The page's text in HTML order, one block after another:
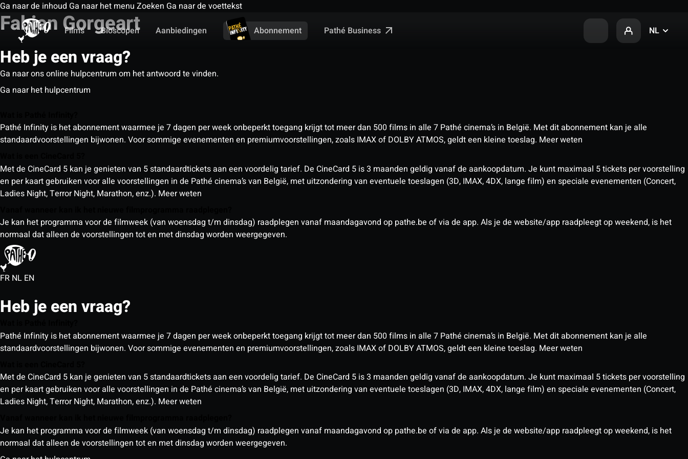
Ga naar de inhoud Ga naar het menu Zoeken Ga naar de voettekst
Films
Bioscopen Aanbiedingen Abonnement Pathé Business NL
Fabien Gorgeart
Heb je een vraag?
Ga naar ons online hulpcentrum om het antwoord te vinden.
Ga naar het hulpcentrum
Pathé Infinity is het abonnement waarmee je 7 dagen per week onbeperkt toegang krijgt tot meer dan 500 films in alle 7 Pathé cinema’s in België. Met dit abonnement kan je alle
standaardvoorstellingen bijwonen. Voor sommige evenementen en premiumvoorstellingen, zoals IMAX of DOLBY ATMOS, geldt een kleine toeslag. Meer weten
Met de CineCard 5 kan je genieten van 5 standaardtickets aan een voordelig tarief. De CineCard 5 is 3 maanden geldig vanaf de aankoopdatum. Je kunt maximaal 5 tickets per voorstelling
en per kaart gebruiken voor alle voorstellingen in de Pathé cinema’s van België, met uitzondering van eventuele toeslagen (3D, IMAX, 4DX, lange film) en speciale evenementen (Concert,
Ladies Night, Terror Night, Marathon, enz.). Meer weten
Je kan het programma voor de filmweek (van woensdag t/m dinsdag) raadplegen vanaf maandagavond op pathe.be of via de app. Als je de website/app raadpleegt op weekend, is het
normaal dat alleen de voorstellingen tot en met dinsdag worden weergegeven.
FR NL EN
Heb je een vraag?
Pathé Infinity is het abonnement waarmee je 7 dagen per week onbeperkt toegang krijgt tot meer dan 500 films in alle 7 Pathé cinema’s in België. Met dit abonnement kan je alle
standaardvoorstellingen bijwonen. Voor sommige evenementen en premiumvoorstellingen, zoals IMAX of DOLBY ATMOS, geldt een kleine toeslag. Meer weten
Met de CineCard 5 kan je genieten van 5 standaardtickets aan een voordelig tarief. De CineCard 5 is 3 maanden geldig vanaf de aankoopdatum. Je kunt maximaal 5 tickets per voorstelling
en per kaart gebruiken voor alle voorstellingen in de Pathé cinema’s van België, met uitzondering van eventuele toeslagen (3D, IMAX, 4DX, lange film) en speciale evenementen (Concert,
Ladies Night, Terror Night, Marathon, enz.). Meer weten
Je kan het programma voor de filmweek (van woensdag t/m dinsdag) raadplegen vanaf maandagavond op pathe.be of via de app. Als je de website/app raadpleegt op weekend, is het
normaal dat alleen de voorstellingen tot en met dinsdag worden weergegeven.